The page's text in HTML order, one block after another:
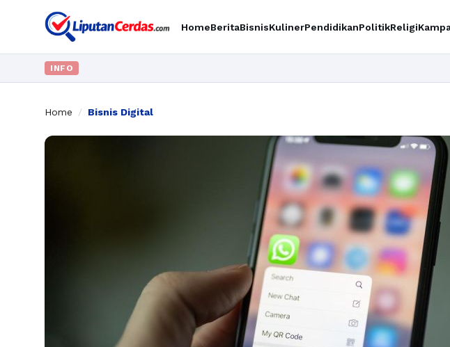
HomeBeritaBisnisKulinerPendidikanPolitikReligi
INFO
Home / Bisnis Digital